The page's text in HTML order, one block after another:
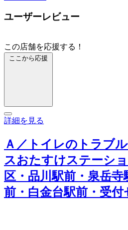
ユーザーレビュー
この店舗を応援する！
ここから応援
詳細を見る
Ａ／トイレのトラブ
スおたすけステーシ
区・品川駅前・泉岳
前・白金台駅前・受付